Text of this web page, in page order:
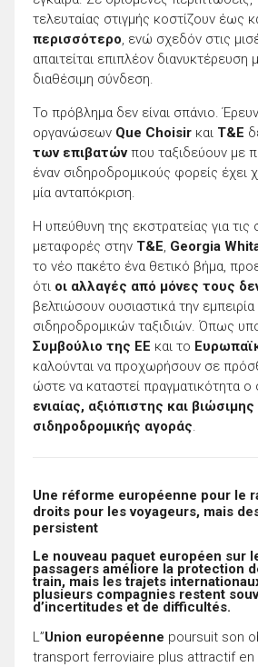
τελευταίας στιγμής κοστίζουν έως
περισσότερο, ενώ σχεδόν στις
απαιτείται επιπλέον διανυκτέρευση
διαθέσιμη σύνδεση.
Το πρόβλημα δεν είναι σπάνιο.
οργανώσεων Que Choisir και T&E
των επιβατώνπου ταξιδεύουν με
έναν σιδηροδρομικούς φορείς έχει
μία ανταπόκριση.
Η υπεύθυνη της εκστρατείας για τις
μεταφορές στην T&E, Georgia
το νέο πακέτο ένα θετικό βήμα,
ότι οι αλλαγές από μόνες τους
βελτιώσουν ουσιαστικά την
σιδηροδρομικών ταξιδιών. Όπως
Συμβούλιο της ΕΕ και το
καλούνται να προχωρήσουν σε
ώστε να καταστεί πραγματικότητα ο
ενιαίας, αξιόπιστης και
σιδηροδρομικής αγοράς.
Une réforme européenne pour le
droits pour les voyageurs, mais
persistent
Le nouveau paquet européen sur
passagers améliore la protection
train, mais les trajets
plusieurs compagnies restent
d’incertitudes et de difficultés.
L”Union européenne poursuit son
transport ferroviaire plus attractif